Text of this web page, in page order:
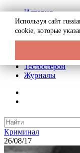
История
Биография
Криминал
Реклама на
Тестостерон
Журналы
Криминал
26/08/17
Используя сайт
cookie, которые